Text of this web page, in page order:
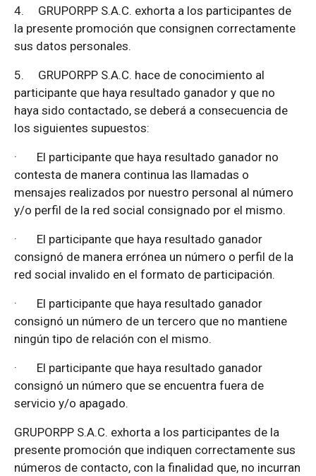
4. GRUPORPP S.A.C. exhorta a los participantes de
la presente promoción que consignen correctamente
sus datos personales.
5. GRUPORPP S.A.C. hace de conocimiento al
participante que haya resultado ganador y que no
haya sido contactado, se deberá a consecuencia de
los siguientes supuestos:
· El participante que haya resultado ganador no
contesta de manera continua las llamadas o
mensajes realizados por nuestro personal al número
y/o perfil de la red social consignado por el mismo.
· El participante que haya resultado ganador
consignó de manera errónea un número o perfil de la
red social invalido en el formato de participación.
· El participante que haya resultado ganador
consignó un número de un tercero que no mantiene
ningún tipo de relación con el mismo.
· El participante que haya resultado ganador
consignó un número que se encuentra fuera de
servicio y/o apagado.
GRUPORPP S.A.C. exhorta a los participantes de la
presente promoción que indiquen correctamente sus
números de contacto, con la finalidad que, no incurran